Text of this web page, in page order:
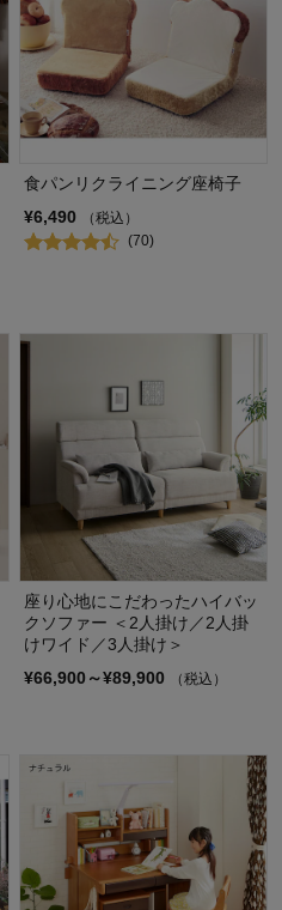
食パンリクライニング座椅子
¥6,490
（税込）
(70)
座り心地にこだわったハイバッ
クソファー ＜2人掛け／2人掛
けワイド／3人掛け＞
¥66,900～¥89,900
（税込）